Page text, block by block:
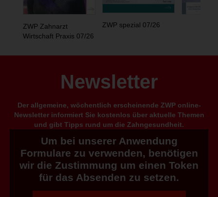
ZWP Zahnarzt
Wirtschaft Praxis 07/26
ZWP spezial 07/26
Newsletter
Der allgemeine, wöchentlich erscheinende ZWP online-
Newsletter informiert Sie kostenlos über aktuelle Themen
und gibt Tipps rund um die Zahngesundheit.
Um bei unserer Anwendung
Formulare zu verwenden, benötigen
wir die Zustimmung um einen Token
für das Absenden zu setzen.